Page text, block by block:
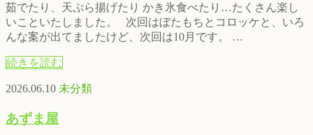
茹でたり、天ぷら揚げたり かき氷食べたり…たくさん楽し
いこといたしました。 次回はぼたもちとコロッケと、いろ
んな案が出てましたけど、次回は10月です。 …
続きを読む
2026.06.10 未分類
あずま屋